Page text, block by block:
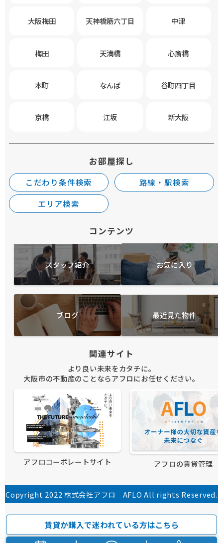
大阪梅田 天神橋筋六丁目 中津
梅田 天満橋 心斎橋
本町 なんば 谷町四丁目
京橋 江坂 新大阪
お部屋探し
こだわり条件検索
路線・駅検索
エリア検索
コンテンツ
スタッフ紹介 お気に入り
ブログ 最近見た物件
関連サイト
より良い未来をカタチに。
大阪市の不動産のことならアフロにお任せください。
アフロコーポレートサイト アフロの賃貸管理
Copyright 2022 株式会社アフロ AFLO All rights Reserved.
賃貸か購入で迷われている方はこちら